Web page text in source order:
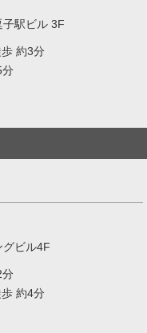
駅ビル 3F
約3分
分
ビル4F
分
約4分